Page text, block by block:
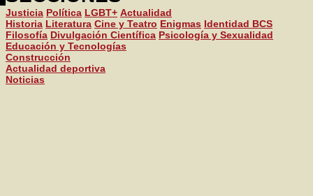
Justicia Política LGBT+ Actualidad
Historia Literatura Cine y Teatro Enigmas Identidad BCS
Filosofía Divulgación Científica Psicología y Sexualidad
Educación y Tecnologías
Construcción
Actualidad deportiva
Noticias